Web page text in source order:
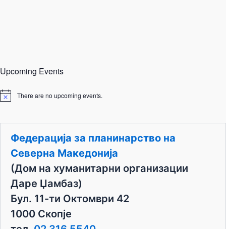
Upcoming Events
N
i
There are no upcoming events.
Федерација за планинарство на
Северна Македонија
(Дом на хуманитарни организации
Даре Џамбаз)
Бул. 11-ти Октомври 42
1000 Скопје